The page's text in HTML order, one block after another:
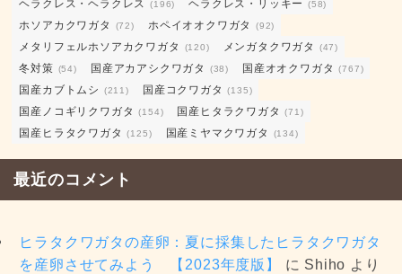
ヘラクレス・ヘラクレス (196) ヘラクレス・リッキー (58)
ホソアカクワガタ (72) ホペイオオクワガタ (92)
メタリフェルホソアカクワガタ (120) メンガタクワガタ (47)
冬対策 (54) 国産アカアシクワガタ (38) 国産オオクワガタ (767)
国産カブトムシ (211) 国産コクワガタ (135)
国産ノコギリクワガタ (154) 国産ヒタラクワガタ (71)
国産ヒラタクワガタ (125) 国産ミヤマクワガタ (134)
最近のコメント
ヒラタクワガタの産卵：夏に採集したヒラタクワガタ
を産卵させてみよう 【2023年度版】
に Shiho より